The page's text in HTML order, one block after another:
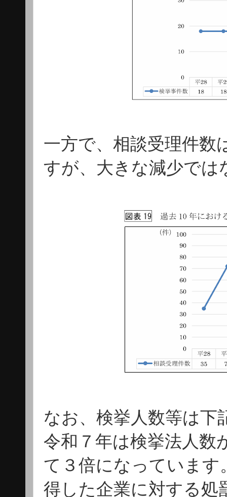
一方で、相談受理件数
すが、大きな減少で
なお、検挙人数等は下
令和７年は検挙法人数
て３倍になっています
得した企業に対する処